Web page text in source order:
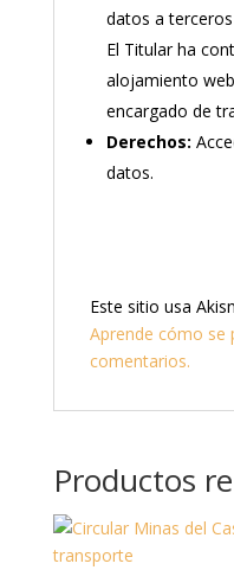
datos a
El Titular ha
alojamiento
encargado de
Derechos:
datos.
Este sitio usa
Aprende cómo se
comentarios.
Productos